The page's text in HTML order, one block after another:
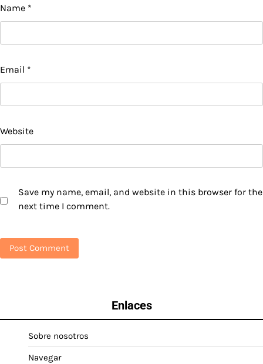
Name *
Email *
Website
Save my name, email, and website in this browser for the
next time I comment.
Enlaces
Sobre nosotros
Navegar